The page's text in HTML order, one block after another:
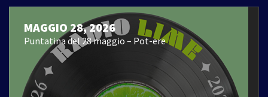
MAGGIO 28, 2026
Puntatina del 28 maggio – Pot-ere